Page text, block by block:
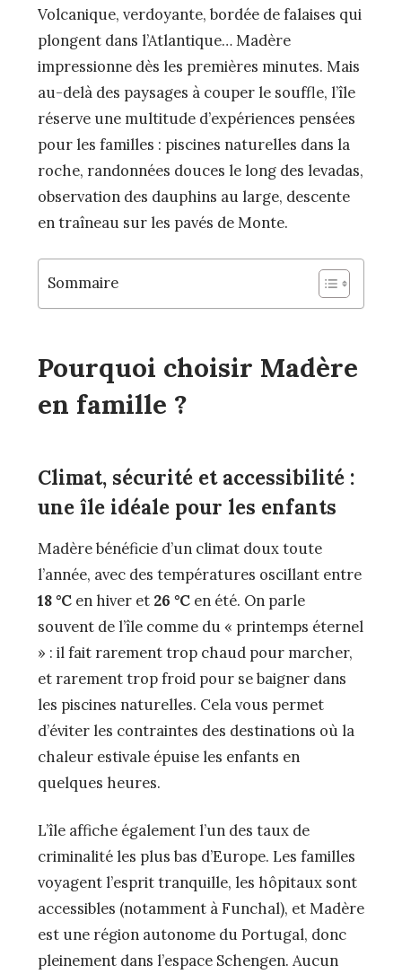
Volcanique, verdoyante, bordée de falaises qui
plongent dans l’Atlantique… Madère
impressionne dès les premières minutes. Mais
au-delà des paysages à couper le souffle, l’île
réserve une multitude d’expériences pensées
pour les familles : piscines naturelles dans la
roche, randonnées douces le long des levadas,
observation des dauphins au large, descente
en traîneau sur les pavés de Monte.
Sommaire
Pourquoi choisir Madère
en famille ?
Climat, sécurité et accessibilité :
une île idéale pour les enfants
Madère bénéficie d’un climat doux toute
l’année, avec des températures oscillant entre
18 °C en hiver et 26 °C en été. On parle
souvent de l’île comme du « printemps éternel
» : il fait rarement trop chaud pour marcher,
et rarement trop froid pour se baigner dans
les piscines naturelles. Cela vous permet
d’éviter les contraintes des destinations où la
chaleur estivale épuise les enfants en
quelques heures.
L’île affiche également l’un des taux de
criminalité les plus bas d’Europe. Les familles
voyagent l’esprit tranquille, les hôpitaux sont
accessibles (notamment à Funchal), et Madère
est une région autonome du Portugal, donc
pleinement dans l’espace Schengen. Aucun